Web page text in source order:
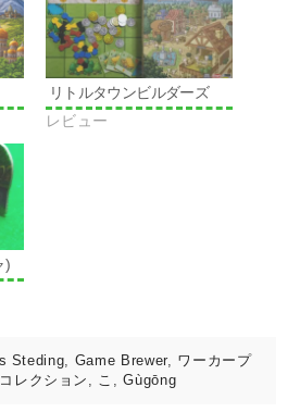
リトルタウンビルダーズ
レビュー
)
Steding Game Brewer
ワーカープ
レクション こ ,Gùgōng